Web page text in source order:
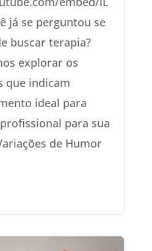
já se perguntou se
buscar terapia?
explorar os
que indicam
ideal para
para sua
de Humor